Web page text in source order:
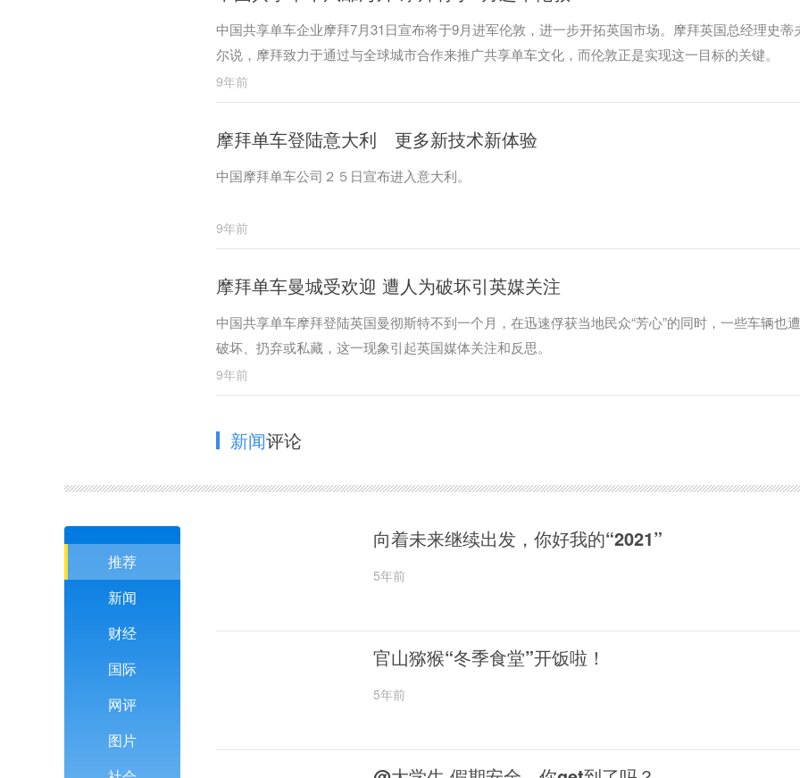
中国共享单车企业摩拜7月31日宣布将于9月进军伦敦，进一步开拓英国市场。摩拜英国总经理史蒂
尔说，摩拜致力于通过与全球城市合作来推广共享单车文化，而伦敦正是实现这一目标的关键。
9年前
摩拜单车登陆意大利 更多新技术新体验
中国摩拜单车公司２５日宣布进入意大利。
9年前
摩拜单车曼城受欢迎 遭人为破坏引英媒关注
中国共享单车摩拜登陆英国曼彻斯特不到一个月，在迅速俘获当地民众“芳心”的同时，一些车辆也
破坏、扔弃或私藏，这一现象引起英国媒体关注和反思。
9年前
新闻评论
推荐
新闻
财经
国际
网评
图片
向着未来继续出发，你好我的“2021”
5年前
官山猕猴“冬季食堂”开饭啦！
5年前